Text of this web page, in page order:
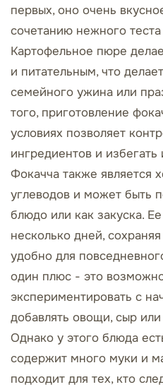
первых, оно очень
сочетанию нежного
Картофельное пюре
и питательным, что
семейного ужина или
того, приготовление
условиях позволяет
ингредиентов и
Фокачча также является
углеводов и может быть
блюдо или как закуска.
несколько дней,
удобно для
один плюс - это
экспериментировать с
добавлять овощи, сыр
Однако у этого блюда
содержит много муки и
подходит для тех, кто